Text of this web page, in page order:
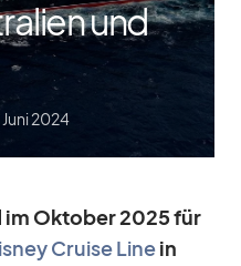
und
2024
im Ok­to­ber 2025 für
Cruise Linein